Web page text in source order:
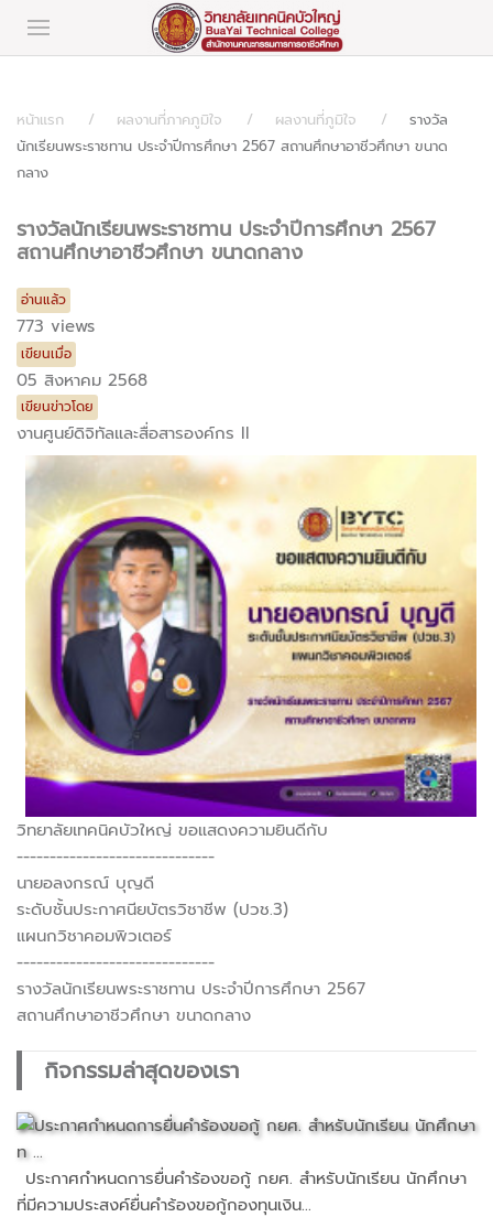
หน้าแรก ผลงานที่ภาคภูมิใจ ผลงานที่ภูมิใจ
รางวัล
นักเรียนพระราชทาน ประจำปีการศึกษา 2567 สถานศึกษาอาชีวศึกษา ขนาด
กลาง
รางวัลนักเรียนพระราชทาน ประจำปีการศึกษา 2567
สถานศึกษาอาชีวศึกษา ขนาดกลาง
อ่านแล้ว
773 views
เขียนเมื่อ
05 สิงหาคม 2568
เขียนข่าวโดย
งานศูนย์ดิจิทัลและสื่อสารองค์กร II
วิทยาลัยเทคนิคบัวใหญ่ ขอแสดงความยินดีกับ
------------------------------
นายอลงกรณ์ บุญดี
ระดับชั้นประกาศนียบัตรวิชาชีพ (ปวช.3)
แผนกวิชาคอมพิวเตอร์
------------------------------
รางวัลนักเรียนพระราชทาน ประจำปีการศึกษา 2567
สถานศึกษาอาชีวศึกษา ขนาดกลาง
กิจกรรมล่าสุดของเรา
ประกาศกำหนดการยื่นคำร้องขอกู้ กยศ. สำหรับนักเรียน นักศึกษา
ที่มีความประสงค์ยื่นคำร้องขอกู้กองทุนเงิน...